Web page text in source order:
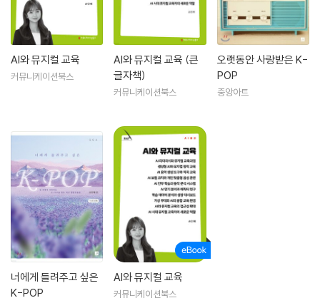
AI와 뮤지컬 교육
커뮤니케이션북스
AI와 뮤지컬 교육 (큰
글자책)
커뮤니케이션북스
오랫동안 사랑받은 K-
POP
중앙아트
너에게 들려주고 싶은
K-POP
AI와 뮤지컬 교육
커뮤니케이션북스